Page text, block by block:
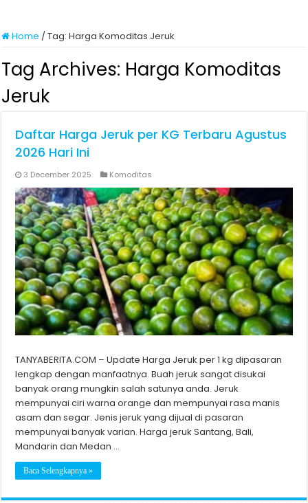
Home /Tag:Harga Komoditas Jeruk
Tag Archives: Harga Komoditas
Jeruk
Daftar Harga Jeruk per KG Terbaru Agustus
2026 Hari Ini
3 December 2025 Komoditas
TANYABERITA.COM – Update Harga Jeruk per 1 kg dipasaran
lengkap dengan manfaatnya. Buah jeruk sangat disukai
banyak orang mungkin salah satunya anda. Jeruk
mempunyai ciri warna orange dan mempunyai rasa manis
asam dan segar. Jenis jeruk yang dijual di pasaran
mempunyai banyak varian. Harga jeruk Santang, Bali,
Mandarin dan Medan …
Baca Selengkapnya »